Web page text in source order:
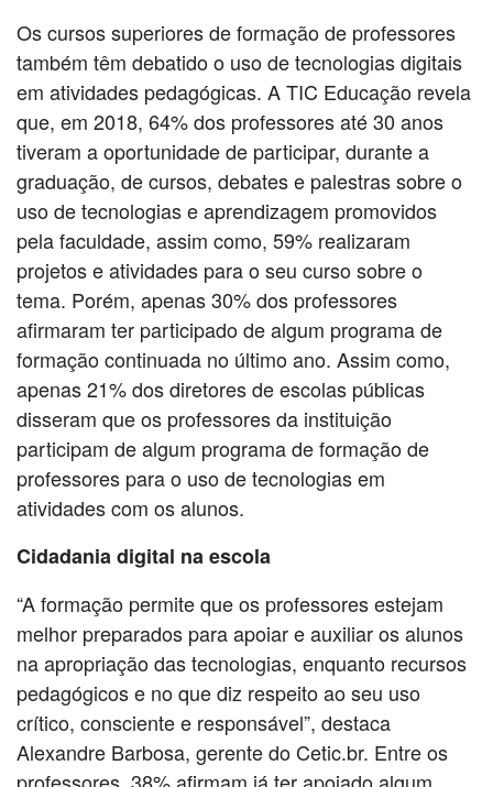
Os cursos superiores de formação de professores
também têm debatido o uso de tecnologias digitais
em atividades pedagógicas. A TIC Educação revela
que, em 2018, 64% dos professores até 30 anos
tiveram a oportunidade de participar, durante a
graduação, de cursos, debates e palestras sobre o
uso de tecnologias e aprendizagem promovidos
pela faculdade, assim como, 59% realizaram
projetos e atividades para o seu curso sobre o
tema. Porém, apenas 30% dos professores
afirmaram ter participado de algum programa de
formação continuada no último ano. Assim como,
apenas 21% dos diretores de escolas públicas
disseram que os professores da instituição
participam de algum programa de formação de
professores para o uso de tecnologias em
atividades com os alunos.
Cidadania digital na escola
“A formação permite que os professores estejam
melhor preparados para apoiar e auxiliar os alunos
na apropriação das tecnologias, enquanto recursos
pedagógicos e no que diz respeito ao seu uso
crítico, consciente e responsável”, destaca
Alexandre Barbosa, gerente do Cetic.br. Entre os